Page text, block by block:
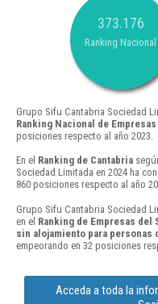
373.176
Ranking Nacional
Grupo Sifu Cantabria Sociedad
Ranking Nacional de Empresas
posiciones respecto al año 2023.
En el Ranking de Cantabria
Sociedad Limitada en 2024 ha
860 posiciones respecto al año
Grupo Sifu Cantabria Sociedad
en el Ranking de Empresas
sin alojamiento para personas
empeorando en 32 posiciones
Acceda a toda la